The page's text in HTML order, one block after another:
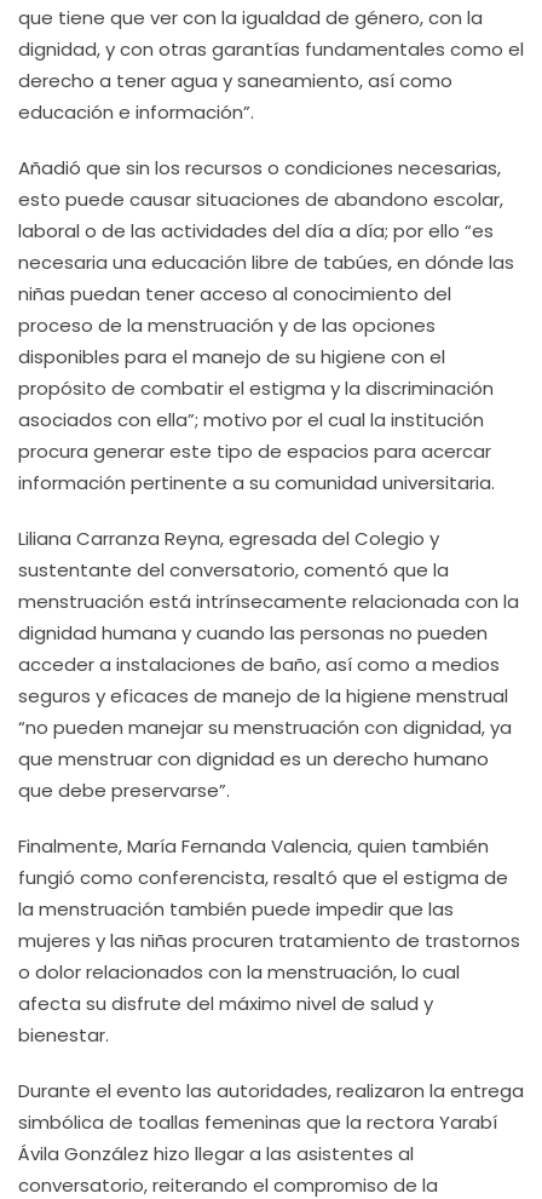
que tiene que ver con la igualdad de género, con la
dignidad, y con otras garantías fundamentales como el
derecho a tener agua y saneamiento, así como
educación e información”.
Añadió que sin los recursos o condiciones necesarias,
esto puede causar situaciones de abandono escolar,
laboral o de las actividades del día a día; por ello “es
necesaria una educación libre de tabúes, en dónde las
niñas puedan tener acceso al conocimiento del
proceso de la menstruación y de las opciones
disponibles para el manejo de su higiene con el
propósito de combatir el estigma y la discriminación
asociados con ella”; motivo por el cual la institución
procura generar este tipo de espacios para acercar
información pertinente a su comunidad universitaria.
Liliana Carranza Reyna, egresada del Colegio y
sustentante del conversatorio, comentó que la
menstruación está intrínsecamente relacionada con la
dignidad humana y cuando las personas no pueden
acceder a instalaciones de baño, así como a medios
seguros y eficaces de manejo de la higiene menstrual
“no pueden manejar su menstruación con dignidad, ya
que menstruar con dignidad es un derecho humano
que debe preservarse”.
Finalmente, María Fernanda Valencia, quien también
fungió como conferencista, resaltó que el estigma de
la menstruación también puede impedir que las
mujeres y las niñas procuren tratamiento de trastornos
o dolor relacionados con la menstruación, lo cual
afecta su disfrute del máximo nivel de salud y
bienestar.
Durante el evento las autoridades, realizaron la entrega
simbólica de toallas femeninas que la rectora Yarabí
Ávila González hizo llegar a las asistentes al
conversatorio, reiterando el compromiso de la